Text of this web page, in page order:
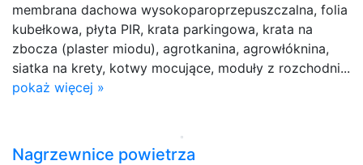
membrana dachowa wysokoparoprzepuszczalna, folia
kubełkowa, płyta PIR, krata parkingowa, krata na
zbocza (plaster miodu), agrotkanina, agrowłóknina,
siatka na krety, kotwy mocujące, moduły z rozchodni...
pokaż więcej »
Nagrzewnice powietrza